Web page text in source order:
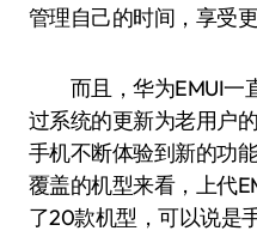
管理自己的时间，享受
而且，华为EMUI一
过系统的更新为老用户
手机不断体验到新的功
覆盖的机型来看，上代
了20款机型，可以说是